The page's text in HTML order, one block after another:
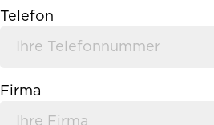
Telefon
Firma